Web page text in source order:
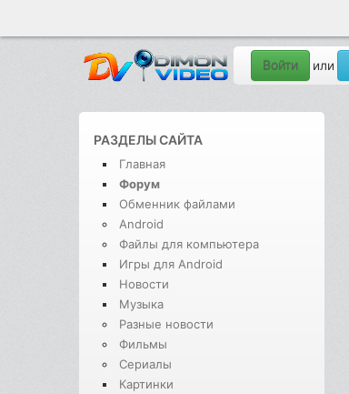
Войти или
РАЗДЕЛЫ САЙТА
Главная
Форум
Обменник файлами
Android
Файлы для компьютера
Игры для Android
Новости
Музыка
Разные новости
Фильмы
Сериалы
Картинки